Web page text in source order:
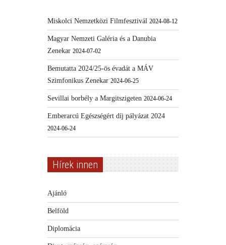
Miskolci Nemzetközi Filmfesztivál 2024-08-12
Magyar Nemzeti Galéria és a Danubia
Zenekar 2024-07-02
Bemutatta 2024/25-ös évadát a MÁV
Szimfonikus Zenekar 2024-06-25
Sevillai borbély a Margitszigeten 2024-06-24
Emberarcú Egészségért díj pályázat 2024
2024-06-24
Hírek innen
Ajánló
Belföld
Diplomácia